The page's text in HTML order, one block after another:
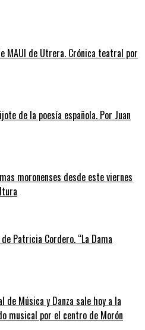
MAUI de Utrera. Crónica teatral por
de la poesía española. Por Juan
moronenses desde este viernes
Patricia Cordero. “La Dama
de Música y Danza sale hoy a la
musical por el centro de Morón